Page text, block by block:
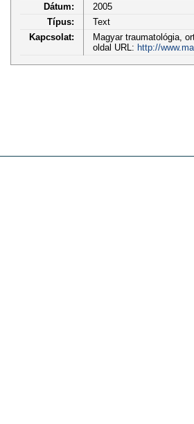
Dátum:
2005
Típus:
Text
Kapcsolat:
Magyar traumatológia,
oldal URL: http://